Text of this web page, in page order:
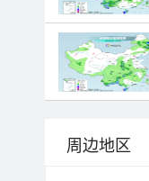
周边地区